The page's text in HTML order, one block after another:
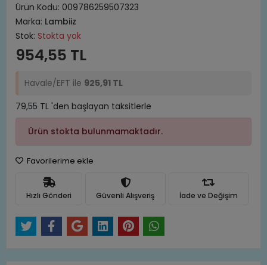
Ürün Kodu: 009786259507323
Marka: Lambiiz
Stok: Stokta yok
954,55 TL
Havale/EFT ile 925,91 TL
79,55 TL 'den başlayan taksitlerle
Ürün stokta bulunmamaktadır.
Favorilerime ekle
Hızlı Gönderi Güvenli Alışveriş İade ve Değişim